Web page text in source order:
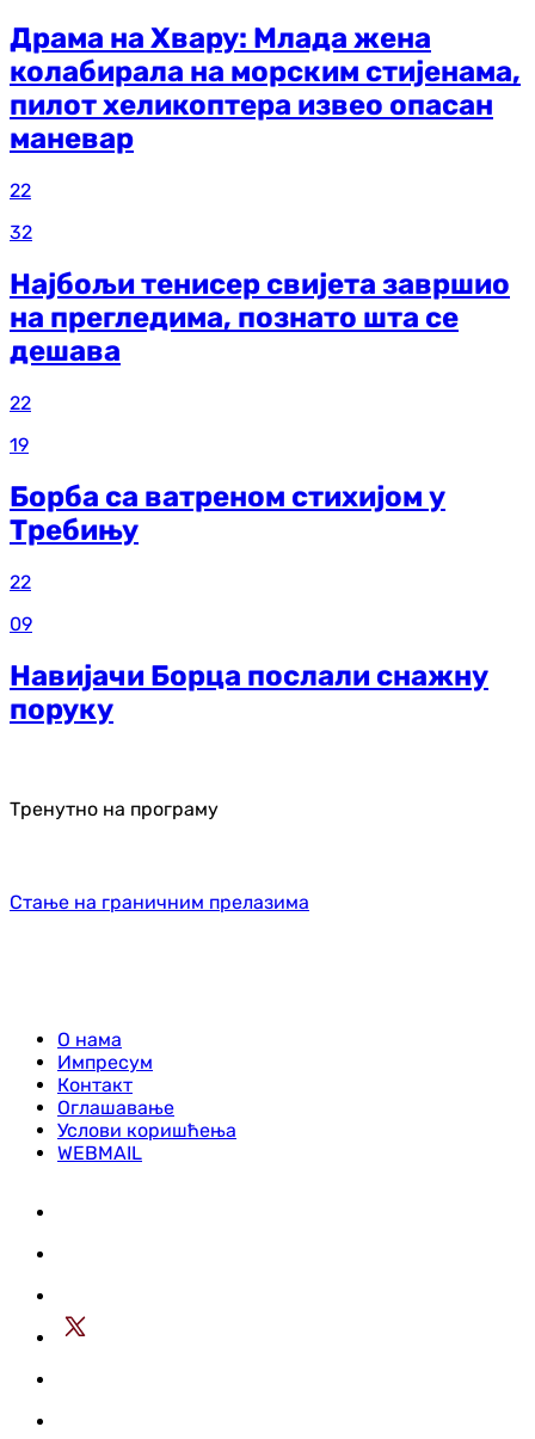
Драма на Хвару: Млада жена
колабирала на морским стијенама,
пилот хеликоптера извео опасан
маневар
22
32
Најбољи тенисер свијета завршио
на прегледима, познато шта се
дешава
22
19
Борба са ватреном стихијом у
Требињу
22
09
Навијачи Борца послали снажну
поруку
Тренутно на програму
Стање на граничним прелазима
О нама
Импресум
Контакт
Оглашавање
Услови коришћења
WEBMAIL